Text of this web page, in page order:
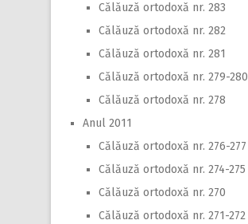
Călăuză ortodoxă nr. 283
Călăuză ortodoxă nr. 282
Călăuză ortodoxă nr. 281
Călăuză ortodoxă nr. 279-280
Călăuză ortodoxă nr. 278
Anul 2011
Călăuză ortodoxă nr. 276-277
Călăuză ortodoxă nr. 274-275
Călăuză ortodoxă nr. 270
Călăuză ortodoxă nr. 271-272